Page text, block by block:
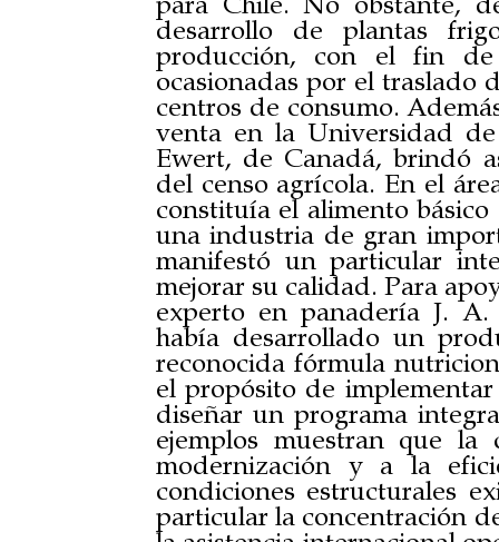
desarrollo de plantas
producción, con el fin de
ocasionadas por el traslado
centros de consumo.
venta en la Universidad
Ewert, de Canadá, brindó
del censo agrícola. En el
constituía el alimento
una industria de gran
manifestó un particular
mejorar su calidad. Para
experto en panadería J.
había desarrollado un
reconocida fórmula
el propósito de
diseñar un programa
ejemplos muestran que la
modernización y a la
condiciones estructurales
particular la concentración